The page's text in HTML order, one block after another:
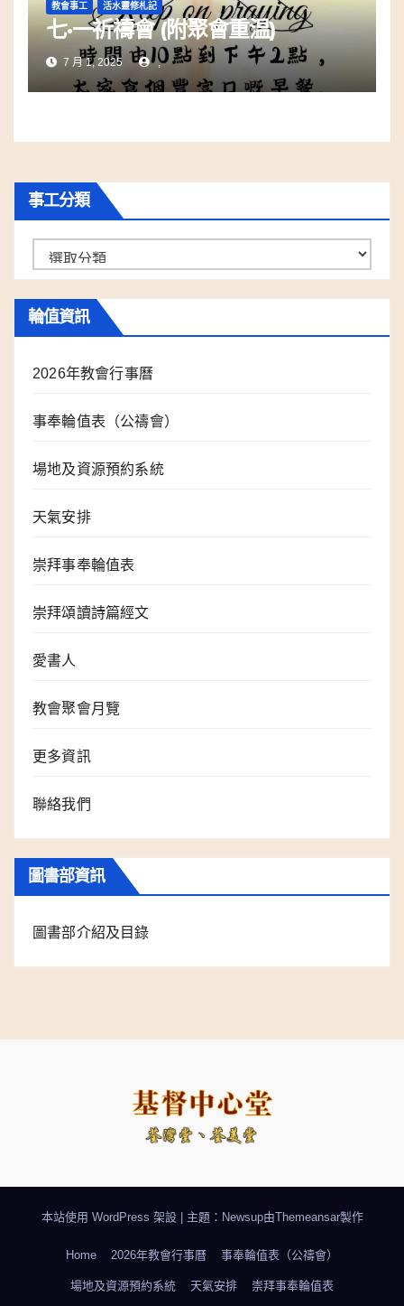
教會事工 活水靈修札記
七·一祈禱會 (附聚會重温)
7 月 1, 2025 ,
事工分類
工
分
輪值資訊
2026年教會行事曆
事奉輪值表（公禱會）
場地及資源預約系統
天氣安排
崇拜事奉輪值表
崇拜頌讀詩篇經文
愛書人
教會聚會月覽
更多資訊
聯絡我們
圖書部資訊
圖書部介紹及目錄
本站使用 WordPress 架設 | 主題：Newsup由Themeansar製作
Home 2026年教會行事曆 事奉輪值表（公禱會）
場地及資源預約系統 天氣安排 崇拜事奉輪值表